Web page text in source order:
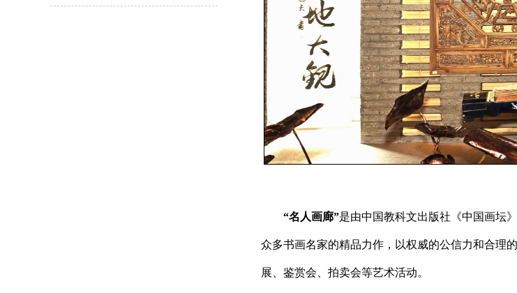
“名人画廊”是由中国教科文出版社《中国画坛
众多书画名家的精品力作，以权威的公信力和合理
展、鉴赏会、拍卖会等艺术活动。